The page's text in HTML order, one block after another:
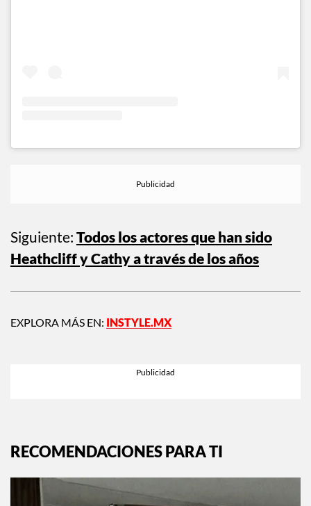
Siguiente: Todos los actores que han sido
Heathcliff y Cathy a través de los años
EXPLORA MÁS EN: INSTYLE.MX
RECOMENDACIONES PARA TI